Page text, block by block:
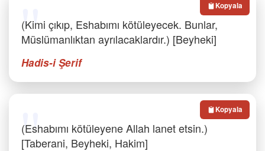
(Kimi çıkıp, Eshabımı kötüleyecek. Bunlar,
Müslümanlıktan ayrılacaklardır.) [Beyheki]
Hadis-i Şerif
Kopyala
(Eshabımı kötüleyene Allah lanet etsin.)
[Taberani, Beyheki, Hakim]
Kopyala